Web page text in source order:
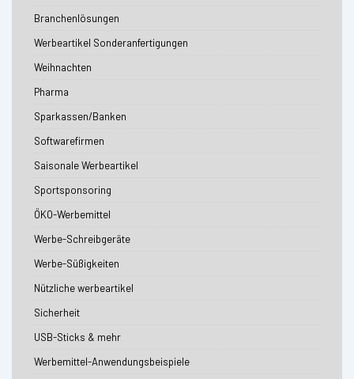
Branchenlösungen
Werbeartikel Sonderanfertigungen
Weihnachten
Pharma
Sparkassen/Banken
Softwarefirmen
Saisonale Werbeartikel
Sportsponsoring
ÖKO-Werbemittel
Werbe-Schreibgeräte
Werbe-Süßigkeiten
Nützliche werbeartikel
Sicherheit
USB-Sticks & mehr
Werbemittel-Anwendungsbeispiele